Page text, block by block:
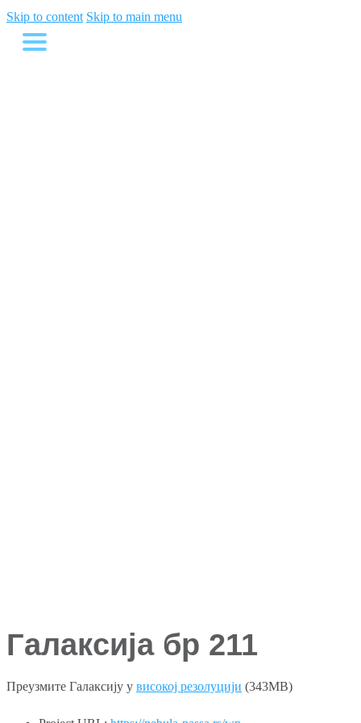
Skip to content Skip to main menu
Галаксија бр 211
Преузмите Галаксију у високој резолуцији (343MB)